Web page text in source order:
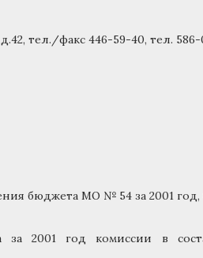
тел./факс 446-59-40, тел. 586-
бюджета МО № 54 за 2001 год,
2001 год комиссии в